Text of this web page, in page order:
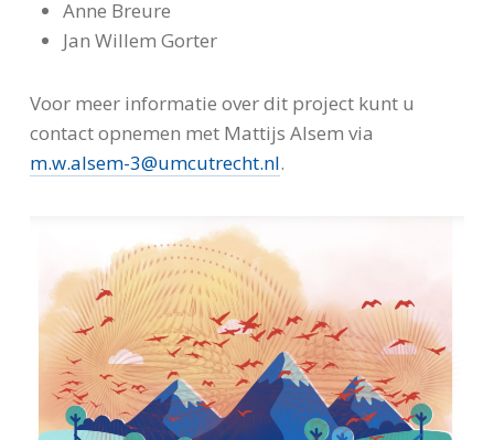
Anne Breure
Jan Willem Gorter
Voor meer informatie over dit project kunt u
contact opnemen met Mattijs Alsem via
m.w.alsem-3@umcutrecht.nl.